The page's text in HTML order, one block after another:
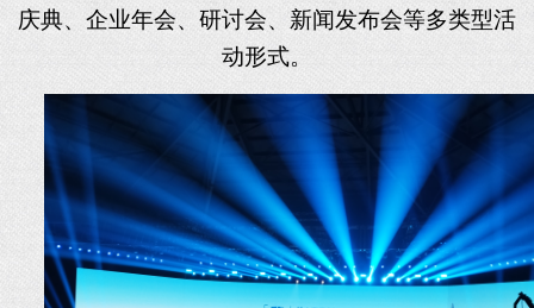
庆典、企业年会、研讨会、新闻发布会等多类型活
动形式。